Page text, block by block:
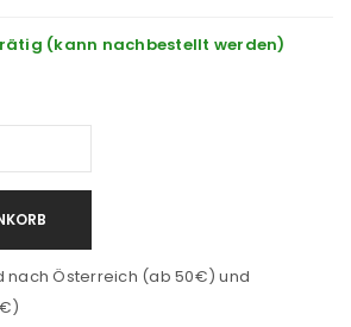
(kann nachbestellt werden)
nach Österreich (ab 50€) und